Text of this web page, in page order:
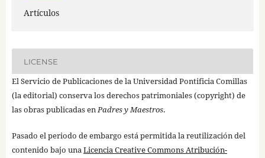
Artículos
LICENSE
El Servicio de Publicaciones de la Universidad Pontificia Comillas
(la editorial) conserva los derechos patrimoniales (copyright) de
las obras publicadas enPadres y Maestros.
Pasado el periodo de embargo está permitida la reutilización del
contenido bajo unaLicencia Creative Commons Atribución-